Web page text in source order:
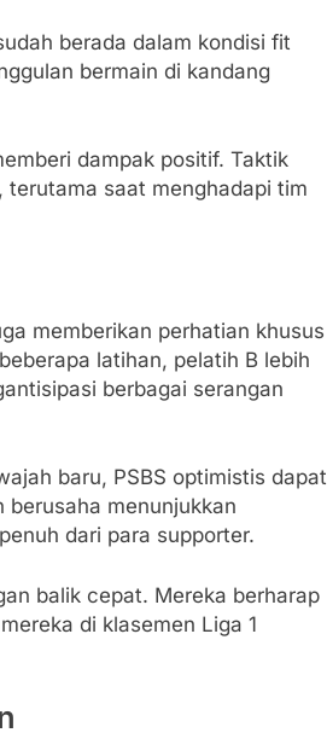
berada dalam kondisi fit
bermain di kandang
dampak positif. Taktik
saat menghadapi tim
memberikan perhatian khusus
latihan, pelatih B lebih
berbagai serangan
baru, PSBS optimistis dapat
menunjukkan
dari para supporter.
balik cepat. Mereka berharap
di klasemen Liga 1